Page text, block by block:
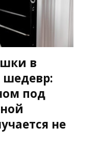
в
шедевр:
под
не